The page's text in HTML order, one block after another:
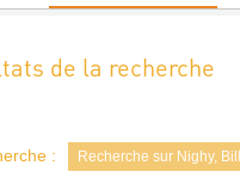
de la recherche
: Recherche sur Nighy, Bill